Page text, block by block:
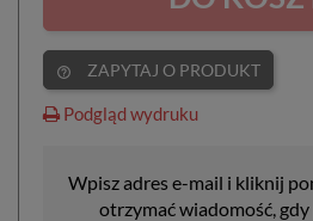
help_outline ZAPYTAJ O PRODUKT
Podgląd wydruku
Wpisz adres e-mail i kliknij
otrzymać wiadomość,